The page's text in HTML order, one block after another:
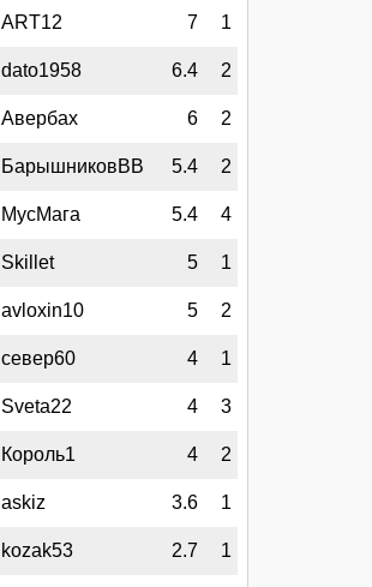
ART12 7 1
dato1958 6.4 2
Авербах 6 2
БарышниковВВ 5.4 2
МусМага 5.4 4
Skillet 5 1
avloxin10 5 2
север60 4 1
Sveta22 4 3
Король1 4 2
askiz 3.6 1
kozak53 2.7 1